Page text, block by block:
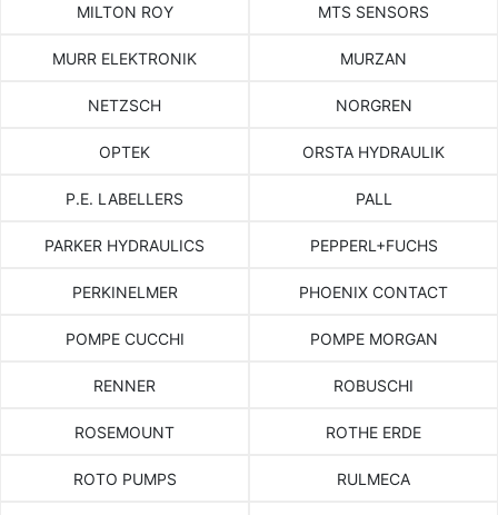
MILTON ROY MTS SENSORS
MURR ELEKTRONIK MURZAN
NETZSCH NORGREN
OPTEK ORSTA HYDRAULIK
P.E. LABELLERS PALL
PARKER HYDRAULICS PEPPERL+FUCHS
PERKINELMER PHOENIX CONTACT
POMPE CUCCHI POMPE MORGAN
RENNER ROBUSCHI
ROSEMOUNT ROTHE ERDE
ROTO PUMPS RULMECA